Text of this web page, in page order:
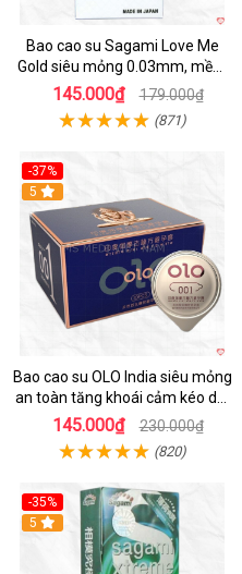
Bao cao su Sagami Love Me
Gold siêu mỏng 0.03mm, mềm
mại, an toàn
145.000₫ 179.000₫
(871)
-37%
5
Bao cao su OLO India siêu mỏng
an toàn tăng khoái cảm kéo dài
thời gian
145.000₫ 230.000₫
(820)
-35%
5